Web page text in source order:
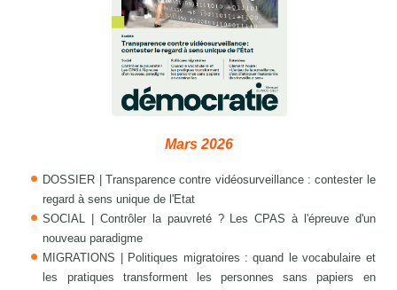
Mars 2026
DOSSIER | Transparence contre vidéosurveillance : contester le
regard à sens unique de l'Etat
SOCIAL | Contrôler la pauvreté ? Les CPAS à l'épreuve d'un
nouveau paradigme
MIGRATIONS | Politiques migratoires : quand le vocabulaire et
les pratiques transforment les personnes sans papiers en